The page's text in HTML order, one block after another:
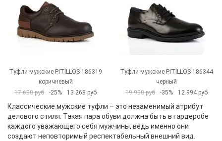
Туфли мужские PITILLOS 186319
коричневый
17 690 руб
-25% 13 268 руб
Туфли мужские PITILLOS 186344
черный
19 990 руб
-35% 12 994 руб
Классические мужские туфли – это незаменимый атрибут
делового стиля. Такая пара обуви должна быть в гардеробе
каждого уважающего себя мужчины, ведь именно они
создают неповторимый респектабельный внешний вид.